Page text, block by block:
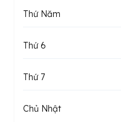
Thứ Năm
Thứ 6
Thứ 7
Chủ Nhật